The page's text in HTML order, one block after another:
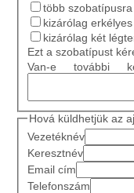
több
kizárólag
kizárólag két
Ezt a szobatípust
Van-e további
Hová küldhetjük az
Vezetéknév
Keresztnév
Email cím
Telefonszám